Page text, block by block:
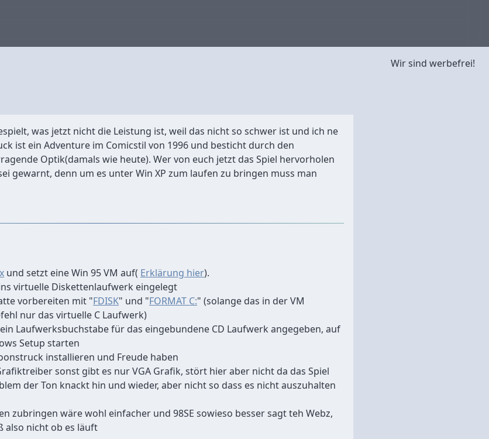
was jetzt nicht die Leistung ist, weil das nicht so schwer ist und ich ne
ist ein Adventure im Comicstil von 1996 und besticht durch den
Optik(damals wie heute). Wer von euch jetzt das Spiel hervorholen
gewarnt, denn um es unter Win XP zum laufen zu bringen muss man
und setzt eine Win 95 VM auf( Erklärung hier).
virtuelle Diskettenlaufwerk eingelegt
vorbereiten mit "FDISK" und "FORMAT C:" (solange das in der VM
nur das virtuelle C Laufwerk)
Laufwerksbuchstabe für das eingebundene CD Laufwerk angegeben, auf
Setup starten
installieren und Freude haben
sonst gibt es nur VGA Grafik, stört hier aber nicht da das Spiel
der Ton knackt hin und wieder, aber nicht so dass es nicht auszuhalten
zubringen wäre wohl einfacher und 98SE sowieso besser sagt teh Webz,
also nicht ob es läuft
Wir sind werbefrei!